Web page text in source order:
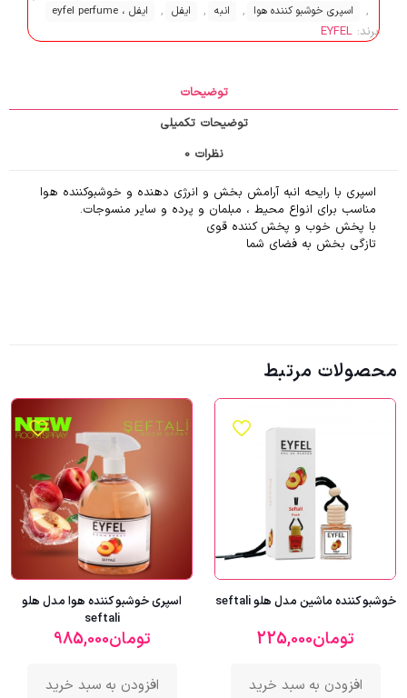
, اسپری خوشبو کننده هوا , انبه , ایفل , ایفل ، eyfel perfume
برند: EYFEL
توضیحات
توضیحات تکمیلی
نظرات0
اسپری با رایحه انبه آرامش بخش و انرژی دهنده و خوشبوکننده هوا
مناسب برای انواع محیط ، مبلمان و پرده و سایر منسوجات.
با پخش خوب و پخش کننده قوی
تازگی بخش به فضای شما
محصولات مرتبط
خوشبو کننده ماشین مدل هلو seftali
تومان225,000
افزودن به سبد خرید
اسپری خوشبو کننده هوا مدل هلو
seftali
تومان985,000
افزودن به سبد خرید